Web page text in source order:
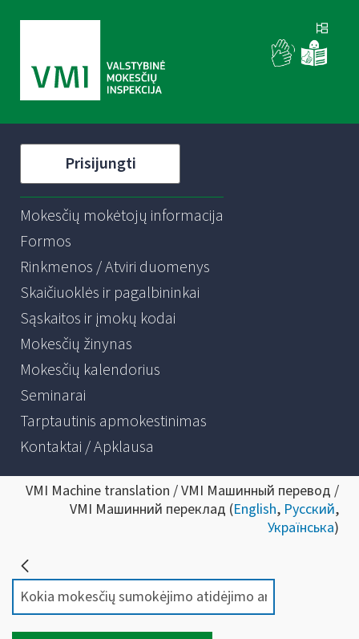
Prisijungti
Mokesčių mokėtojų informacija
Formos
Rinkmenos / Atviri duomenys
Skaičiuoklės ir pagalbininkai
Sąskaitos ir įmokų kodai
Mokesčių žinynas
Mokesčių kalendorius
Seminarai
Tarptautinis apmokestinimas
Kontaktai / Apklausa
VMI Machine translation / VMI Машинный перевод /
VMI Машинний переклад (English, Русский,
Українська)